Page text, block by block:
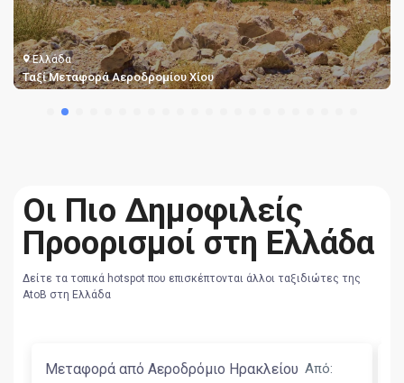
Ελλάδα
Ταξί Μεταφορές από Αεροδρόμιο Σάμου
Οι Πιο Δημοφιλείς
Προορισμοί στη Ελλάδα
Δείτε τα τοπικά hotspot που επισκέπτονται άλλοι ταξιδιώτες της
AtoB στη Ελλάδα
Μεταφορά από Αεροδρόμιο Ηρακλείου Από: